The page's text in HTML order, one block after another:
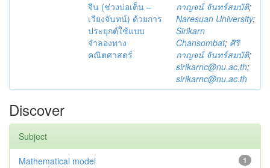
จีน (ช่วงบ่อเต็น –
เวียงจันทน์) ด้วยการ
ประยุกต์ใช้แบบ
จำลองทาง
คณิตศาสตร์
กาญจน์ จันทร์สมบัติ;
Naresuan University;
Sirikarn
Chansombat; ศิริ
กาญจน์ จันทร์สมบัติ;
sirikarnc@nu.ac.th;
sirikarnc@nu.ac.th
Discover
Subject
1
Mathematical model